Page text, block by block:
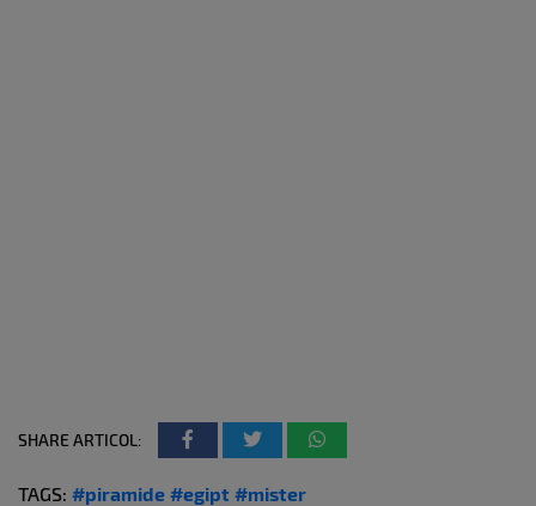
SHARE ARTICOL:
TAGS: #piramide #egipt #mister